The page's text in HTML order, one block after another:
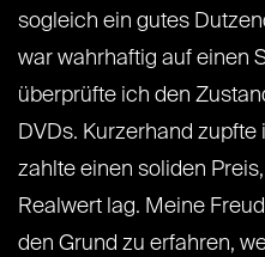
sogleich ein gutes
war wahrhaftig auf einen
überprüfte ich den
DVDs. Kurzerhand
zahlte einen soliden
Realwert lag. Meine
den Grund zu erfahren,